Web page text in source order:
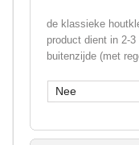
de klassieke
product dient in 2-
buitenzijde (met
Nee